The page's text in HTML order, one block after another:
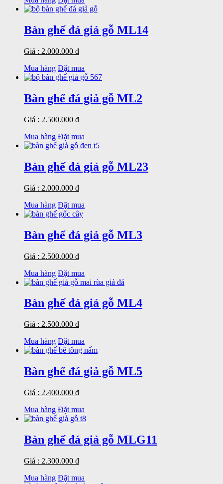
Bàn ghế đá giả gỗ ML14
Giá : 2.000.000 đ
Mua hàng Đặt mua
Bàn ghế đá giả gỗ ML2
Giá : 2.500.000 đ
Mua hàng Đặt mua
Bàn ghế đá giả gỗ ML23
Giá : 2.000.000 đ
Mua hàng Đặt mua
Bàn ghế đá giả gỗ ML3
Giá : 2.500.000 đ
Mua hàng Đặt mua
Bàn ghế đá giả gỗ ML4
Giá : 2.500.000 đ
Mua hàng Đặt mua
Bàn ghế đá giả gỗ ML5
Giá : 2.400.000 đ
Mua hàng Đặt mua
Bàn ghế đá giả gỗ MLG11
Giá : 2.300.000 đ
Mua hàng Đặt mua